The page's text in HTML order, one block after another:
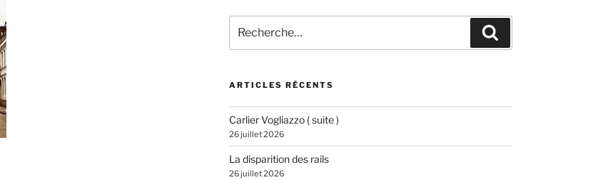
pour
:
ARTICLES RÉCENTS
Carlier Vogliazzo ( suite )
26 juillet 2026
La disparition des rails
26 juillet 2026